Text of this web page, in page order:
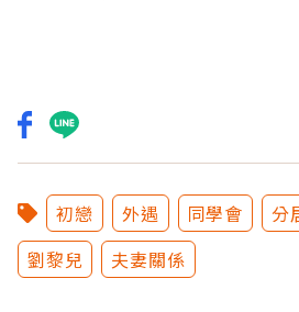
初戀 外遇 同學會 分
劉黎兒
夫妻關係